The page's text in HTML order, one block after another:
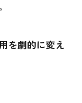
を劇的に変え